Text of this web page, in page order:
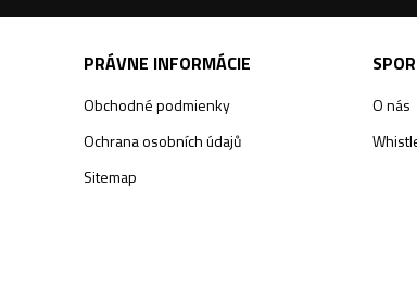
PRÁVNE INFORMÁCIE
Obchodné podmienky
Ochrana osobních údajů
Sitemap
O nás